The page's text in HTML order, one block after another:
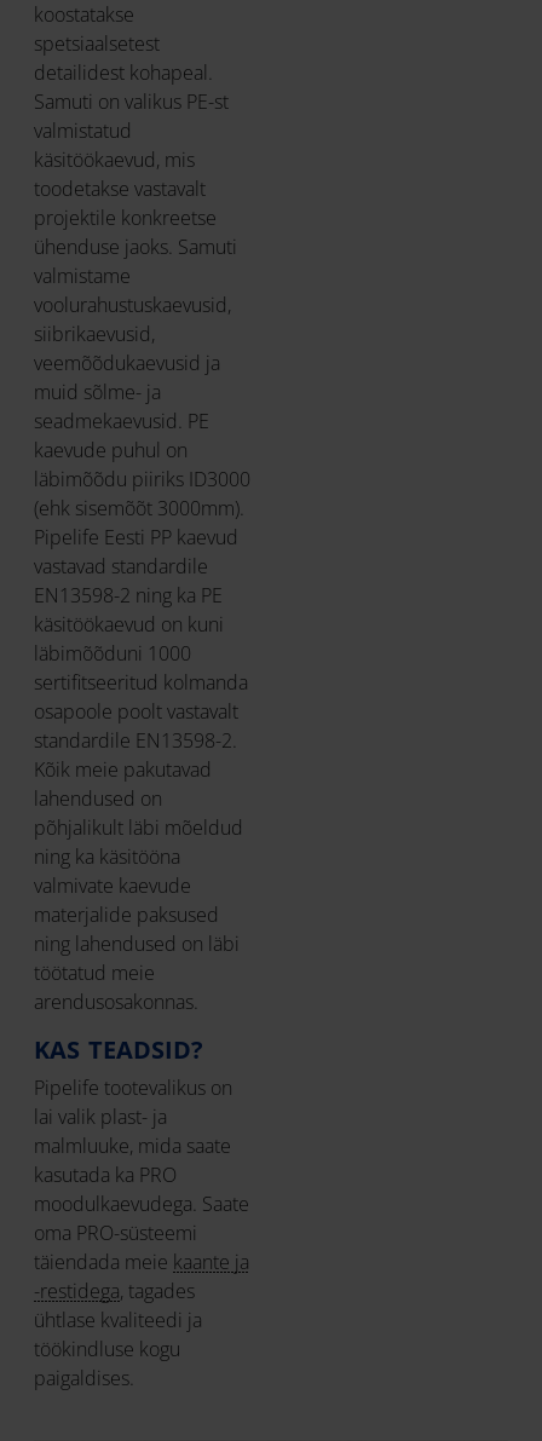
koostatakse
spetsiaalsetest
detailidest kohapeal.
Samuti on valikus PE-st
valmistatud
käsitöökaevud, mis
toodetakse vastavalt
projektile konkreetse
ühenduse jaoks. Samuti
valmistame
voolurahustuskaevusid,
siibrikaevusid,
veemõõdukaevusid ja
muid sõlme- ja
seadmekaevusid. PE
kaevude puhul on
läbimõõdu piiriks ID3000
(ehk sisemõõt 3000mm).
Pipelife Eesti PP kaevud
vastavad standardile
EN13598-2 ning ka PE
käsitöökaevud on kuni
läbimõõduni 1000
sertifitseeritud kolmanda
osapoole poolt vastavalt
standardile EN13598-2.
Kõik meie pakutavad
lahendused on
põhjalikult läbi mõeldud
ning ka käsitööna
valmivate kaevude
materjalide paksused
ning lahendused on läbi
töötatud meie
arendusosakonnas.
KAS TEADSID?
Pipelife tootevalikus on
lai valik plast- ja
malmluuke, mida saate
kasutada ka PRO
moodulkaevudega. Saate
oma PRO-süsteemi
täiendada meie kaante ja
-restidega, tagades
ühtlase kvaliteedi ja
töökindluse kogu
paigaldises.